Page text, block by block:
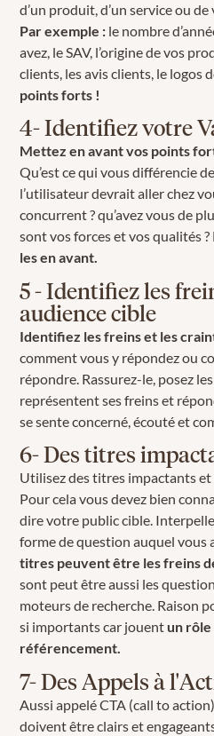
d’un produit, d’un service ou
Par exemple : le nombre
avez, le SAV, l’origine de vos
clients, les avis clients, le logos
points forts !
4- Identifiez votre
Mettez en avant vos points
Qu’est ce qui vous différencie
l’utilisateur devrait aller chez
concurrent ? qu’avez vous de
sont vos forces et vos qualités ?
les en avant.
5 - Identifiez les
audience cible
Identifiez les freins et les
comment vous y répondez ou
répondre. Rassurez-le, posez
représentent ses freins et
se sente concerné, écouté et
6- Des titres
Utilisez des titres impactants
Pour cela vous devez bien
dire votre public cible.
forme de question auquel vous
titres peuvent être les freins
sont peut être aussi les
moteurs de recherche. Raison
si importants car jouent un
référencement.
7- Des Appels à
Aussi appelé CTA (call to
doivent être clairs et